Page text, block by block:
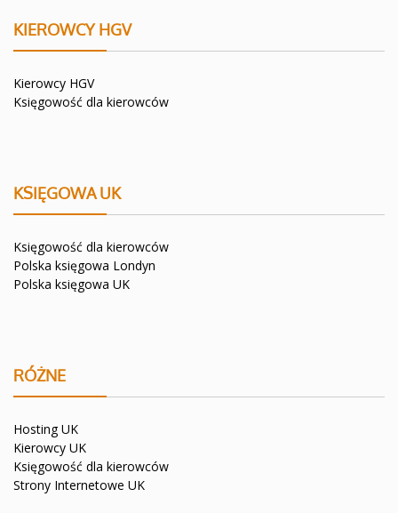
KIEROWCY HGV
Kierowcy HGV
Księgowość dla kierowców
KSIĘGOWA UK
Księgowość dla kierowców
Polska księgowa Londyn
Polska księgowa UK
RÓŻNE
Hosting UK
Kierowcy UK
Księgowość dla kierowców
Strony Internetowe UK